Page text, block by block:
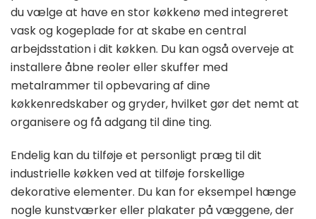
du vælge at have en stor køkkenø med integreret
vask og kogeplade for at skabe en central
arbejdsstation i dit køkken. Du kan også overveje at
installere åbne reoler eller skuffer med
metalrammer til opbevaring af dine
køkkenredskaber og gryder, hvilket gør det nemt at
organisere og få adgang til dine ting.
Endelig kan du tilføje et personligt præg til dit
industrielle køkken ved at tilføje forskellige
dekorative elementer. Du kan for eksempel hænge
nogle kunstværker eller plakater på væggene, der